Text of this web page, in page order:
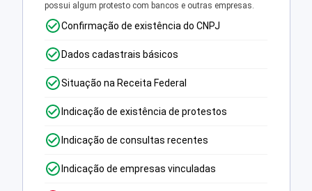
possui algum protesto com bancos e outras empresas.
Confirmação de existência do CNPJ
Dados cadastrais básicos
Situação na Receita Federal
Indicação de existência de protestos
Indicação de consultas recentes
Indicação de empresas vinculadas